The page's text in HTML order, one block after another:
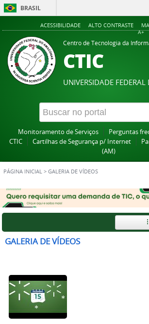
BRASIL
ACESSIBILIDADE ALTO CONTRASTE
A+
Centro de Tecnologia da
CTIC
UNIVERSIDADE
Monitoramento de Serviços Perguntas
CTIC
Cartilhas de Segurança p/ Internet
(AM)
PÁGINA INICIAL > GALERIA DE VÍDEOS
GALERIA DE VÍDEOS